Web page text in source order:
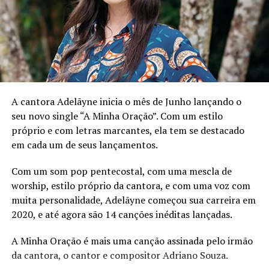
Próximos Passos
A capixaba se prepara para o lançamento do EP
“Sementes do Amor”, seu primeiro e com a produção do
Blessed Estúdios. “Fica” receberá um lyric vídeo, apenas,
no canal da Sound System Brasil. O lançamento dele
além de audiovisuais que devem chegar em seu canal nos
próximos meses. Ela elegeu Falamansa, Janayna Pereira,
Mariana Aydar e Mestrinho como influências para o
projeto.
Ficha técnica
Compositora:Mariana Fassarella Chamon
Mari Chamon e Tati Veras
Produção:Thiago “JahBass” Alves(Blessed
Estúdio)
A cantora Adelãyne inicia o mês de Junho lançando o
seu novo single “A Minha Oração”. Com um estilo
próprio e com letras marcantes, ela tem se destacado
em cada um de seus lançamentos.
Com um som pop pentecostal, com uma mescla de
worship, estilo próprio da cantora, e com uma voz com
muita personalidade, Adelãyne começou sua carreira em
2020, e até agora são 14 canções inéditas lançadas.
A Minha Oração é mais uma canção assinada pelo irmão
da cantora, o cantor e compositor Adriano Souza.